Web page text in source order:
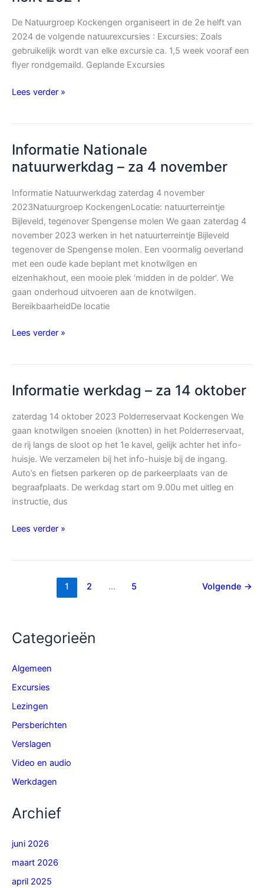
De Natuurgroep Kockengen organiseert in de 2e helft van
2024 de volgende natuurexcursies : Excursies: Zoals
gebruikelijk wordt van elke excursie ca. 1,5 week vooraf een
flyer rondgemaild. Geplande Excursies
Overzicht
helft
2024
Lees verder »
Informatie Nationale
natuurwerkdag – za 4 november
Informatie Natuurwerkdag zaterdag 4 november
2023Natuurgroep KockengenLocatie: natuurterreintje
Bijleveld, tegenover Spengense molen We gaan zaterdag 4
november 2023 werken in het natuurterreintje Bijleveld
tegenover de Spengense molen. Een voormalig oeverland
met een oude kade beplant met knotwilgen en
elzenhakhout, een mooie plek ‘midden in de polder’. We
gaan onderhoud uitvoeren aan de knotwilgen.
BereikbaarheidDe locatie
Informatie
za
november
Lees verder »
Informatie werkdag – za 14 oktober
zaterdag 14 oktober 2023 Polderreservaat Kockengen We
gaan knotwilgen snoeien (knotten) in het Polderreservaat,
de rij langs de sloot op het 1e kavel, gelijk achter het info-
huisje. We verzamelen bij het info-huisje bij de ingang.
Auto’s en fietsen parkeren op de parkeerplaats van de
begraafplaats. De werkdag start om 9.00u met uitleg en
instructie, dus
Informatie
Lees verder »
1 2 … 5 Volgende →
Categorieën
Algemeen
Excursies
Lezingen
Persberichten
Verslagen
Video en audio
Werkdagen
Archief
juni 2026
maart 2026
april 2025